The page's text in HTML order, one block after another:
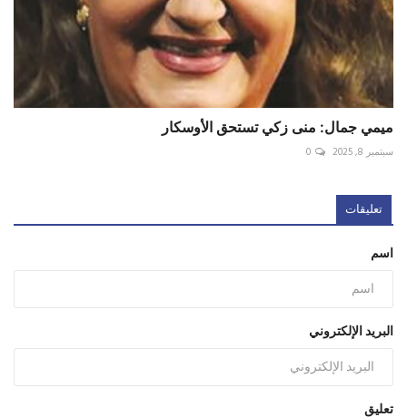
ميمي جمال: منى زكي تستحق الأوسكار
سبتمبر 8, 2025 0
تعليقات
اسم
البريد الإلكتروني
تعليق